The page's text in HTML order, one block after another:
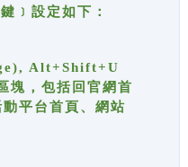
﹞設定如下：
Alt+Shift+U
，包括回官網首
平台首頁、網站